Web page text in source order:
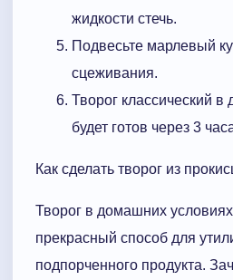
жидкости стечь.
Подвесьте марлевый
сцеживания.
Творог классический
будет готов через 3
Как сделать творог из
Творог в домашних
прекрасный способ для
подпорченного продукта.